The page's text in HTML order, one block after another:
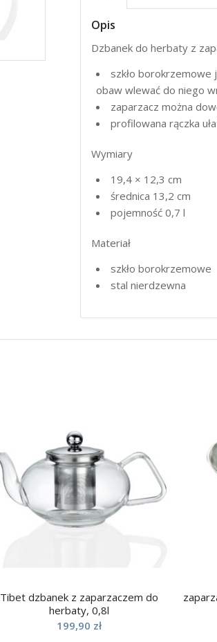
Opis
Dzbanek do herbaty z
szkło
obaw wlewać do niego
zaparzacz można
profilowana rączka
Wymiary
19,4 × 12,3 cm
średnica 13,2 cm
pojemność 0,7 l
Materiał
szkło borokrzemowe
stal nierdzewna
Tibet dzbanek z zaparzaczem do
herbaty, 0,8l
199,90 zł